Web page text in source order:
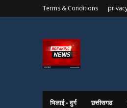
Terms & Conditions
भिलाई - दुर्ग छत्तीसगढ